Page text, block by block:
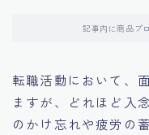
14.キャリアアップ
記事内に商品プ
転職活動において、
ますが、どれほど入
のかけ忘れや疲労の